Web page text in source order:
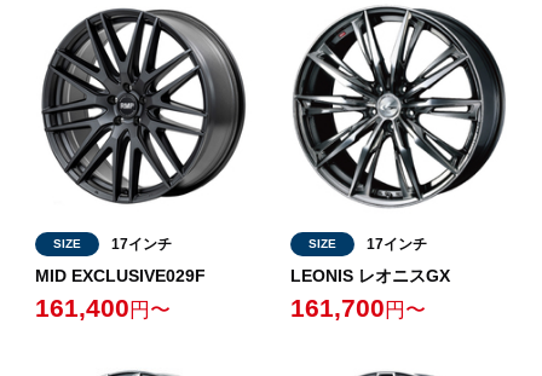
SIZE 17インチ
MID EXCLUSIVE029F
161,400 円〜
SIZE 17インチ
LEONIS レオニスGX
161,700 円〜